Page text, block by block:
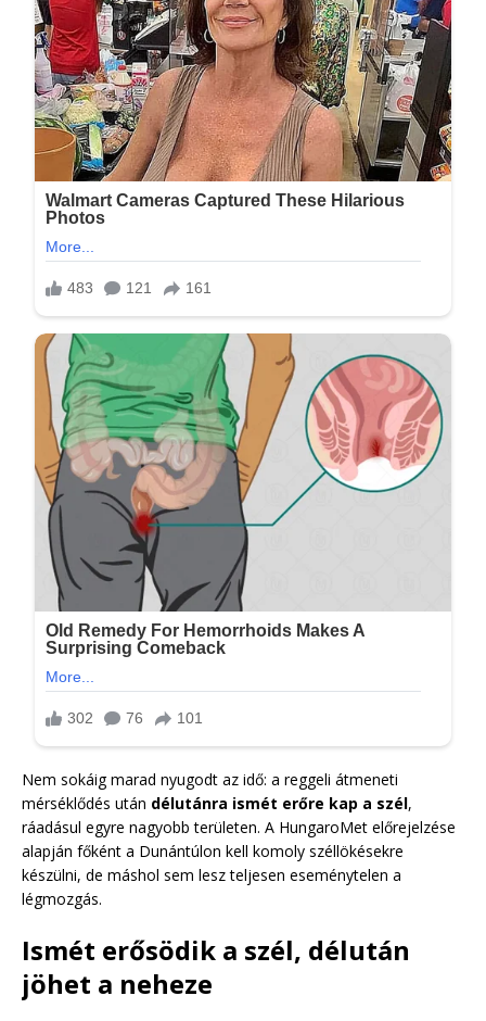
Nem sokáig marad nyugodt az idő: a reggeli átmeneti
mérséklődés után délutánra ismét erőre kap a szél,
ráadásul egyre nagyobb területen. A HungaroMet előrejelzése
alapján főként a Dunántúlon kell komoly széllökésekre
készülni, de máshol sem lesz teljesen eseménytelen a
légmozgás.
Ismét erősödik a szél, délután
jöhet a neheze